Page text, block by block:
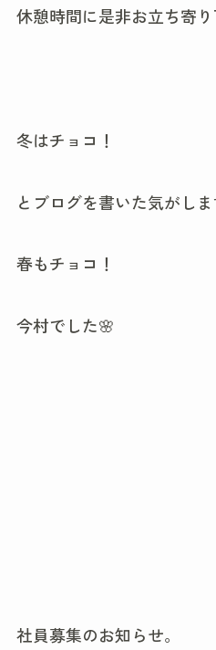
休憩時間に是非お立ち寄り
冬はチョコ！
とブログを書いた気がしま
春もチョコ！
今村でした🌸
社員募集のお知らせ。